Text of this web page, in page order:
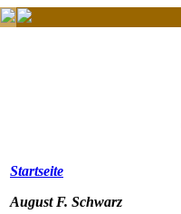
Startseite
August F. Schwarz